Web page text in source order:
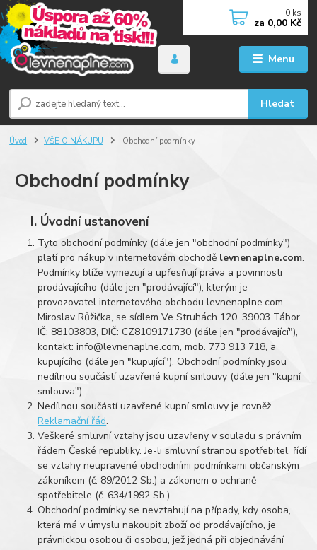
Menu
Hledat
0 ks
za 0,00 Kč
Úvod VŠE O NÁKUPU Obchodní podmínky
Obchodní podmínky
I. Úvodní ustanovení
Tyto obchodní podmínky (dále jen "obchodní podmínky")
platí pro nákup v internetovém obchodě levnenaplne.com.
Podmínky blíže vymezují a upřesňují práva a povinnosti
prodávajícího (dále jen "prodávající"), kterým je
provozovatel internetového obchodulevnenaplne.com,
Miroslav Růžička, se sídlem Ve Struhách 120, 39003 Tábor,
IČ: 88103803, DIČ: CZ8109171730 (dále jen "prodávající"),
kontakt: info@levnenaplne.com, mob. 773 913 718, a
kupujícího (dále jen "kupující"). Obchodní podmínky jsou
nedílnou součástí uzavřené kupní smlouvy (dále jen "kupní
smlouva").
Nedílnou součástí uzavřené kupní smlouvy je rovněž
Reklamační řád.
Veškeré smluvní vztahy jsou uzavřeny v souladu s právním
řádem České republiky. Je-li smluvní stranou spotřebitel, řídí
se vztahy neupravené obchodními podmínkami občanským
zákoníkem (č. 89/2012 Sb.) a zákonem o ochraně
spotřebitele (č. 634/1992 Sb.).
Obchodní podmínky se nevztahují na případy, kdy osoba,
která má v úmyslu nakoupit zboží od prodávajícího, je
právnickou osobou či osobou, jež jedná při objednávání